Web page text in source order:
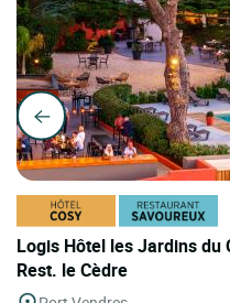
Logis Hôtel les Jardins du
Rest. le Cèdre